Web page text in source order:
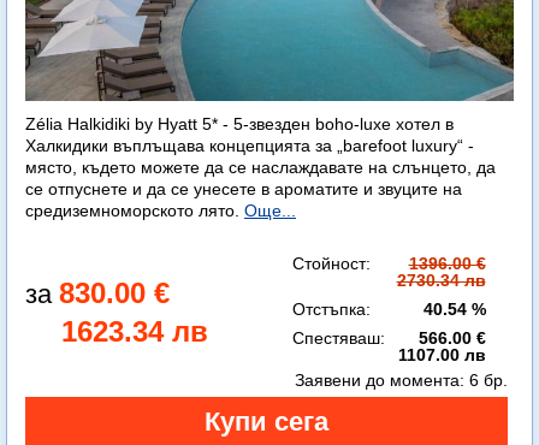
Zélia Halkidiki by Hyatt 5* - 5-звезден boho-luxe хотел в
Халкидики въплъщава концепцията за „barefoot luxury“ -
място, където можете да се наслаждавате на слънцето, да
се отпуснете и да се унесете в ароматите и звуците на
средиземноморското лято. Още...
830.00 €
1623.34 лв
Стойност:
1396.00 €
2730.34 лв
Отстъпка:
40.54 %
Спестяваш:
566.00 €
1107.00 лв
Заявени до момента: 6 бр.